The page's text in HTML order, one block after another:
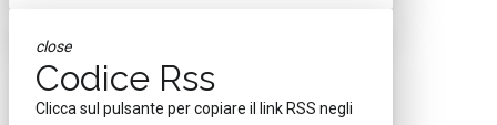
close
Codice Rss
Clicca sul pulsante per copiare il link RSS negli